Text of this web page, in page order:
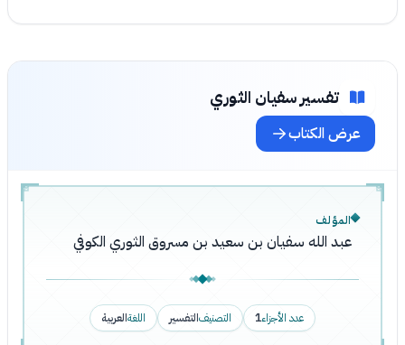
تفسير سفيان الثوري
عرض الكتاب
المؤلف
عبد الله سفيان بن سعيد بن مسروق الثوري الكوفي
عدد الأجزاء1 التصنيفالتفسير اللغةالعربية